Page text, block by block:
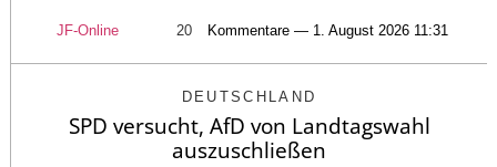
JF-Online 20 Kommentare — 1. August 2026 11:31
DEUTSCHLAND
SPD versucht, AfD von Landtagswahl
auszuschließen